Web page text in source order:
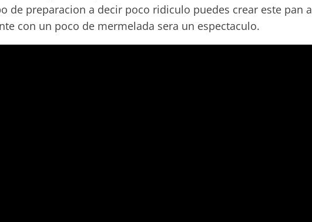
de preparacion a decir poco ridiculo puedes crear este pan a
con un poco de mermelada sera un espectaculo.